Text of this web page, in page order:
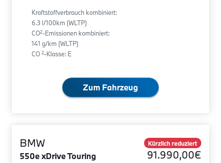
Kraftstoffverbrauch kombiniert:
6.3 l/100km (WLTP)
CO2-Emissionen kombiniert:
141 g/km (WLTP)
CO 2-Klasse: E
Zum Fahrzeug
BMW
550e xDrive Touring
Kürzlich reduziert
91.990,00€